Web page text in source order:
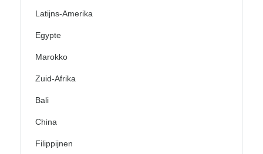
Latijns-Amerika
Egypte
Marokko
Zuid-Afrika
Bali
China
Filippijnen